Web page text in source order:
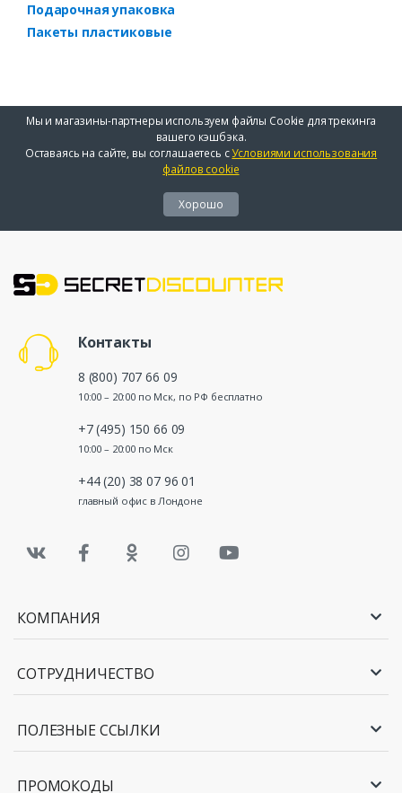
Подарочная упаковка
Пакеты пластиковые
Мы и магазины-партнеры используем файлы Cookie для трекинга
вашего кэшбэка.
Оставаясь на сайте, вы соглашаетесь сУсловиями использования
файлов cookie
Хорошо
Контакты
8 (800) 707 66 09
10:00 – 20:00 по Мск, по РФ бесплатно
+7 (495) 150 66 09
10:00 – 20:00 по Мск
+44 (20) 38 07 96 01
главный офис в Лондоне
КОМПАНИЯ
СОТРУДНИЧЕСТВО
ПОЛЕЗНЫЕ ССЫЛКИ
ПРОМОКОДЫ